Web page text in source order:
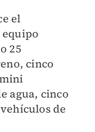
el
25
cinco
agua, cinco
de